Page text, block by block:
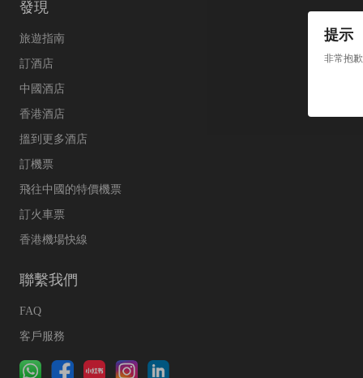
提示
非常抱
發現
旅遊指南
訂酒店
中國酒店
香港酒店
搵到更多酒店
訂機票
飛往中國的特價機票
訂火車票
香港機場快線
聯繫我們
FAQ
客戶服務